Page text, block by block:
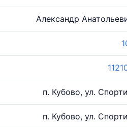
Александр
п. Кубово, ул.
п. Кубово, ул.